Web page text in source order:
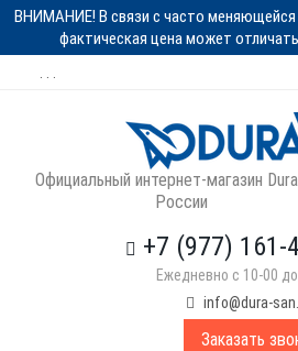
ВНИМАНИЕ! В связи с часто меняющейся
фактическая цена может
Официальный интернет-магазин
России
+7 (977) 161-
Ежедневно с 10-00
info@dura-
Заказать